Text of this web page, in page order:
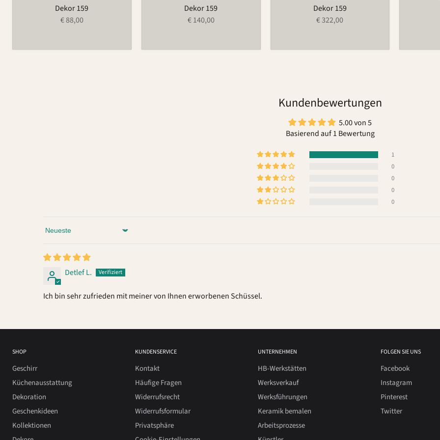
Dekor 159
€ 88,00
Dekor 159
€ 140,00
Dekor 159
€ 322,00
Kundenbewertungen
5.00 von 5
Basierend auf 1 Bewertung
1
0
0
0
0
Sort by
Detlef L.
Ich bin sehr zufrieden mit meiner von Ihnen erworbenen Schüssel.
SHOP
Geschirr
Küchenausstattung
Dekoration
Geschenkideen
Kollektionen
KUNDENSERVICE
Kontakt
Häufige Fragen
Widerrufsrecht
Widerrufsformular
Privatsphäre
UNTERNEHMEN
HB-Werkstätten
Werksverkauf
Werksführungen
Keramik bemalen
Arbeitsprozesse
FOLGEN SIE UNS
Facebook
Instagram
Pinterest
Twitter